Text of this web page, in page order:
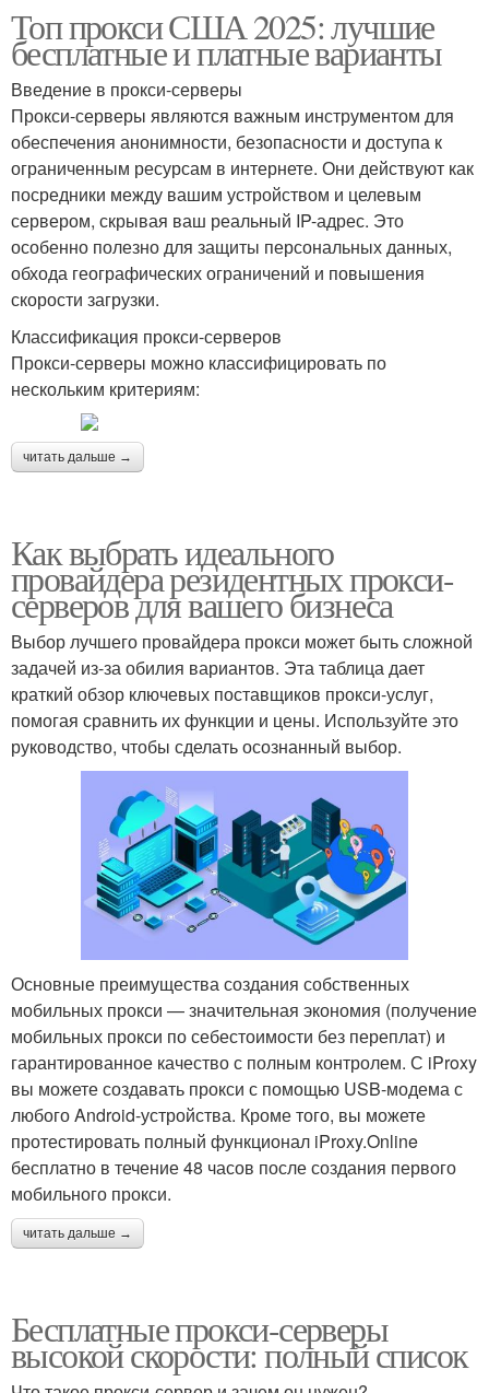
Топ прокси США 2025: лучшие
бесплатные и платные варианты
Введение в прокси-серверы
Прокси-серверы являются важным инструментом для
обеспечения анонимности, безопасности и доступа к
ограниченным ресурсам в интернете. Они действуют как
посредники между вашим устройством и целевым
сервером, скрывая ваш реальный IP-адрес. Это
особенно полезно для защиты персональных данных,
обхода географических ограничений и повышения
скорости загрузки.
Классификация прокси-серверов
Прокси-серверы можно классифицировать по
нескольким критериям:
читать дальше →
Как выбрать идеального
провайдера резидентных прокси-
серверов для вашего бизнеса
Выбор лучшего провайдера прокси может быть сложной
задачей из-за обилия вариантов. Эта таблица дает
краткий обзор ключевых поставщиков прокси-услуг,
помогая сравнить их функции и цены. Используйте это
руководство, чтобы сделать осознанный выбор.
Основные преимущества создания собственных
мобильных прокси — значительная экономия (получение
мобильных прокси по себестоимости без переплат) и
гарантированное качество с полным контролем. С iProxy
вы можете создавать прокси с помощью USB-модема с
любого Android-устройства. Кроме того, вы можете
протестировать полный функционал iProxy.Online
бесплатно в течение 48 часов после создания первого
мобильного прокси.
читать дальше →
Бесплатные прокси-серверы
высокой скорости: полный список